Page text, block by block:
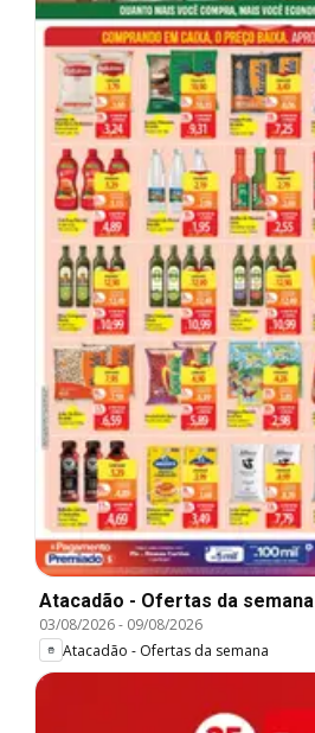
Atacadão - Ofertas da semana
03/08/2026- 09/08/2026
Atacadão - Ofertas da semana